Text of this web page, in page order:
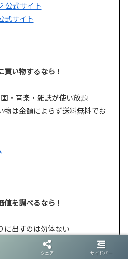
公式サイト
式サイト
買い物するなら！
・音楽・雑誌が使い放題
は金額によらず送料無料でお
値を調べるなら！
出すのは勿体ない
イクを手に入れよう
シェア サイドバー